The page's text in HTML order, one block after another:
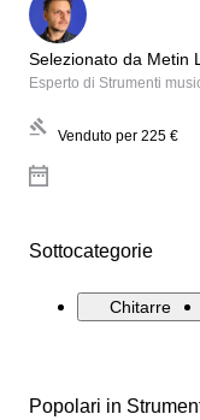
Selezionato da Metin
Esperto di Strumenti
Venduto per 225 €
Sottocategorie
Chitarre
Popolari in